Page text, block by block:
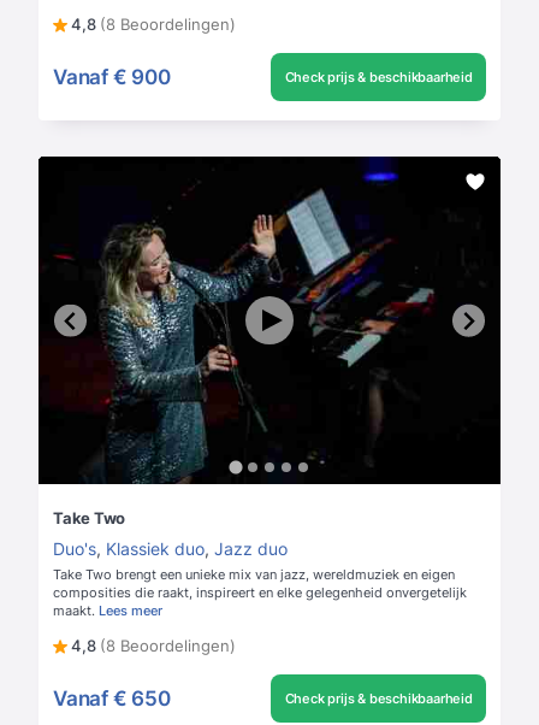
4,8 (8 Beoordelingen)
Vanaf € 900 Check prijs & beschikbaarheid
Take Two
Duo's, Klassiek duo, Jazz duo
Take Two brengt een unieke mix van jazz, wereldmuziek en eigen
composities die raakt, inspireert en elke gelegenheid onvergetelijk
maakt. Lees meer
4,8 (8 Beoordelingen)
Vanaf € 650 Check prijs & beschikbaarheid